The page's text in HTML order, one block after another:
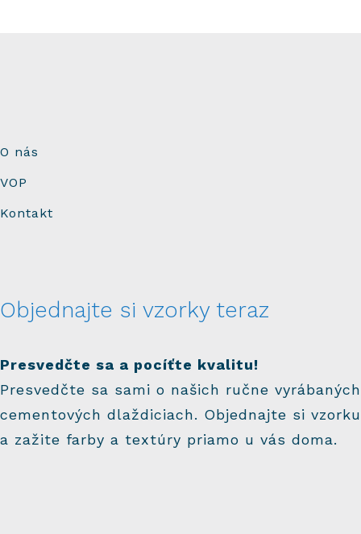
O nás
VOP
Kontakt
Objednajte si vzorky teraz
Presvedčte sa a pocíťte kvalitu!
Presvedčte sa sami o našich ručne vyrábaných
cementových dlaždiciach. Objednajte si vzorku
a zažite farby a textúry priamo u vás doma.